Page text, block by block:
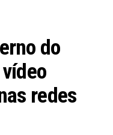
do
redes